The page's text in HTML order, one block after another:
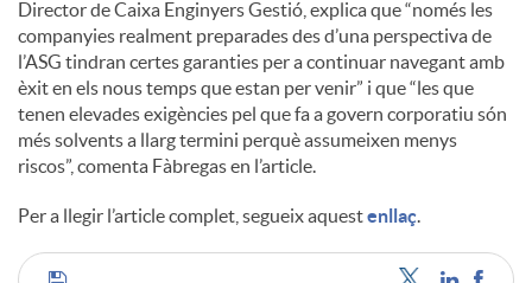
Director de Caixa Enginyers Gestió, explica que “només les
companyies realment preparades des d’una perspectiva de
l’ASG tindran certes garanties per a continuar navegant amb
èxit en els nous temps que estan per venir” i que “les que
tenen elevades exigències pel que fa a govern corporatiu són
més solvents a llarg termini perquè assumeixen menys
riscos”, comenta Fàbregas en l’article.
Per a llegir l’article complet, segueix aquestenllaç.